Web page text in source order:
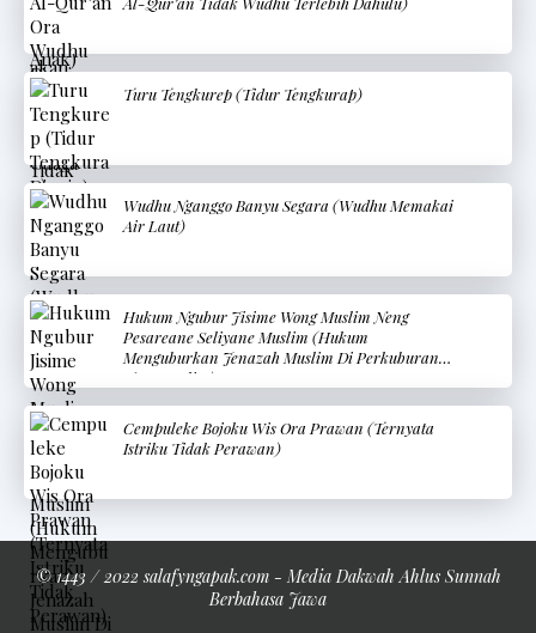
Turu Tengkurep (Tidur Tengkurap)
Wudhu Nganggo Banyu Segara (Wudhu Memakai
Air Laut)
Hukum Ngubur Jisime Wong Muslim Neng
Pesareane Seliyane Muslim (Hukum
Menguburkan Jenazah Muslim Di Perkuburan
Non-Muslim)
Cempuleke Bojoku Wis Ora Prawan (Ternyata
Istriku Tidak Perawan)
© 1443 / 2022 salafyngapak.com - Media Dakwah Ahlus Sunnah
Berbahasa Jawa